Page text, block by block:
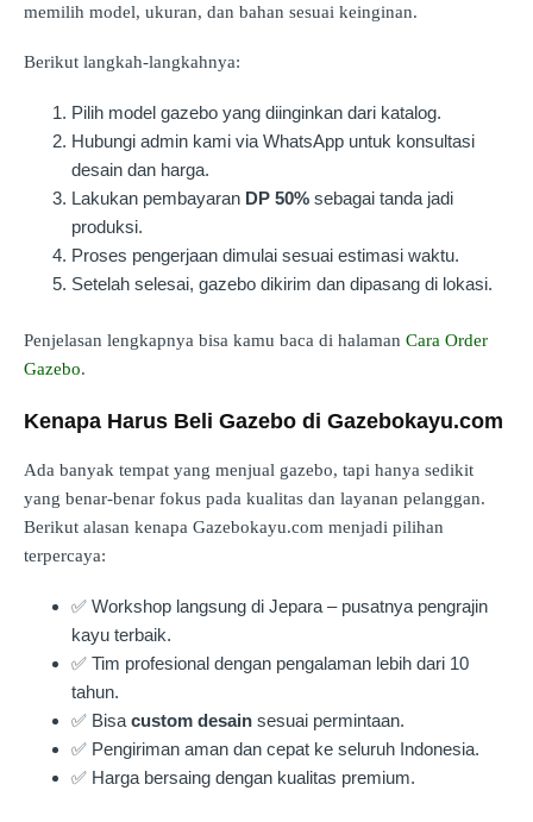
memilih model, ukuran, dan bahan sesuai keinginan.
Berikut langkah-langkahnya:
Pilih model gazebo yang diinginkan dari katalog.
Hubungi admin kami via WhatsApp untuk konsultasi
desain dan harga.
Lakukan pembayaran DP 50% sebagai tanda jadi
produksi.
Proses pengerjaan dimulai sesuai estimasi waktu.
Setelah selesai, gazebo dikirim dan dipasang di lokasi.
Penjelasan lengkapnya bisa kamu baca di halaman Cara Order
Gazebo.
Kenapa Harus Beli Gazebo di Gazebokayu.com
Ada banyak tempat yang menjual gazebo, tapi hanya sedikit
yang benar-benar fokus pada kualitas dan layanan pelanggan.
Berikut alasan kenapa Gazebokayu.com menjadi pilihan
terpercaya:
✅ Workshop langsung di Jepara – pusatnya pengrajin
kayu terbaik.
✅ Tim profesional dengan pengalaman lebih dari 10
tahun.
✅ Bisa custom desain sesuai permintaan.
✅ Pengiriman aman dan cepat ke seluruh Indonesia.
✅ Harga bersaing dengan kualitas premium.